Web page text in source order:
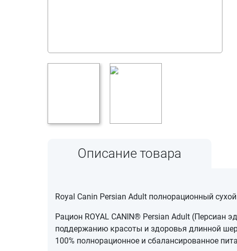
Описание товара
Royal Canin Persian Adult полнорационный
Рацион ROYAL CANIN® Persian Adult (Персиан
поддержанию красоты и здоровья длинной
100% полнорационное и сбалансированное